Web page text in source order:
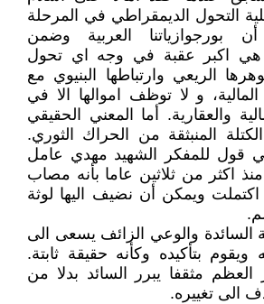
التحول الديمقراطي في المرحلة
أن بورجوازياتنا العربية وضمن
هي اكبر عقبة في وجه اي تحول
الريعي وارتباطها البنيوي مع
و لا توظف اموالها الا في
والعقارية. أما المعني الحقيقي
المنبثقة من الحراك الثوري.
قول للمفكر الشهيد مهدي عامل
اكثر من ثلاثين عاما بأنه مصاب
اكتملت ويمكن أن نضيف اليها لوثة
السائدة والوعي الزائف يسعى الى
ويقوم بتأكيده وكأنه حقيقة ثابتة.
العظم مثقفا يبرر السائد بدلا من
الى تغييره.